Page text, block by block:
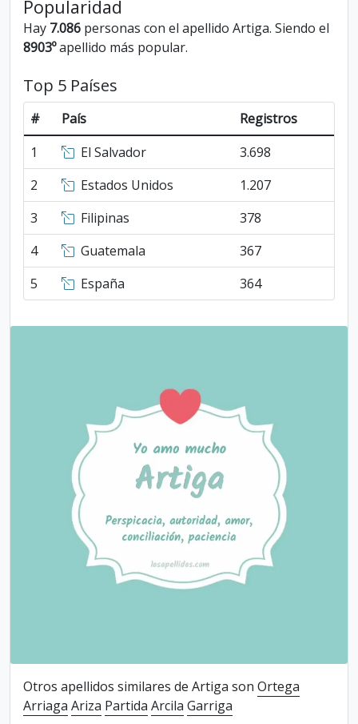
Popularidad
Hay 7.086 personas con el apellido Artiga. Siendo el
8903ºapellido más popular.
Top 5 Países
# País
Registros
1
El Salvador
3.698
2
Estados Unidos
1.207
3
Filipinas
378
4
Guatemala
367
5
España 364
Otros apellidos similares de Artiga son Ortega
Arriaga Ariza Partida Arcila Garriga